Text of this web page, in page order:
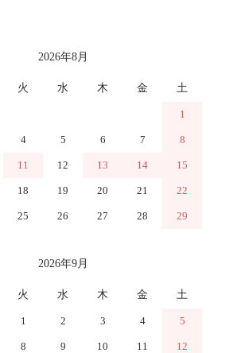
2026年8月
火 水 木 金 土
1
4 5 6 7 8
11 12 13 14 15
18 19 20 21 22
25 26 27 28 29
2026年9月
火 水 木 金 土
1 2 3 4 5
8 9 10 11 12